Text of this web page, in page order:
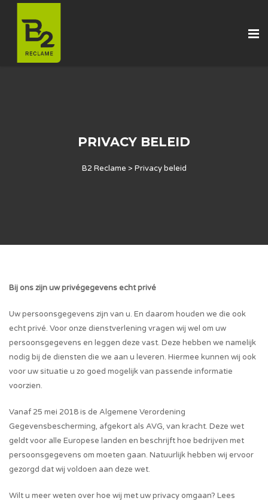
PRIVACY BELEID
B2 Reclame > Privacy beleid
Bij ons zijn uw privégegevens echt privé
Uw persoonsgegevens zijn van u. En daarom houden we die ook
echt privé. Voor onze dienstverlening vragen wij wel om uw
persoonsgegevens en leggen deze vast. Deze hebben we namelijk
nodig bij de diensten die we aan u leveren. Hiermee kunnen wij ook
voor uw situatie u zo goed mogelijk van passende informatie
voorzien.
Vanaf 25 mei 2018 is de Algemene Verordening
Gegevensbescherming, afgekort als AVG, van kracht. Deze wet
geldt voor alle Europese landen en beschrijft hoe bedrijven met
persoonsgegevens om moeten gaan. Natuurlijk hebben wij ervoor
gezorgd dat wij voldoen aan deze wet.
Wilt u meer weten over hoe wij met uw privacy omgaan? Lees